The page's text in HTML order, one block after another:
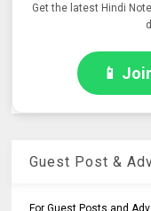
Get the latest Hindi
📱
Guest Post &
For Guest Posts and